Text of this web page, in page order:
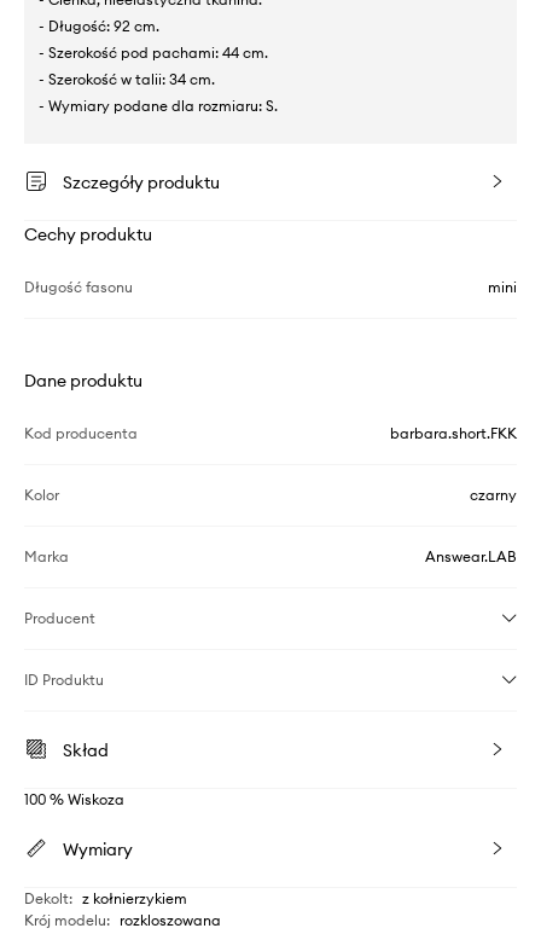
- Długość: 92 cm.
- Szerokość pod pachami: 44 cm.
- Szerokość w talii: 34 cm.
- Wymiary podane dla rozmiaru: S.
Szczegóły produktu
Cechy produktu
Długość fasonu mini
Dane produktu
Kod producenta barbara.short.FKK
Kolor czarny
Marka Answear.LAB
Producent
ID Produktu
Skład
100 % Wiskoza
Wymiary
Dekolt: z kołnierzykiem
Krój modelu: rozkloszowana